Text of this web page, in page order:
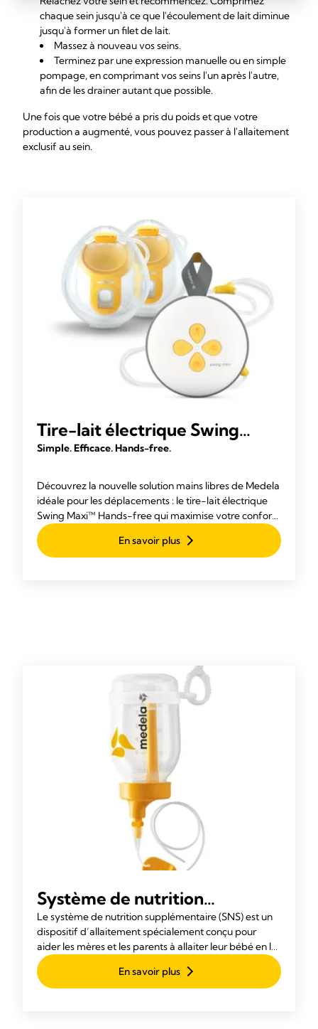
chaque sein jusqu'à ce que l'écoulement de lait diminue
jusqu'à former un filet de lait.
Massez à nouveau vos seins.
Terminez par une expression manuelle ou en simple
pompage, en comprimant vos seins l'un après l'autre,
afin de les drainer autant que possible.
Une fois que votre bébé a pris du poids et que votre
production a augmenté, vous pouvez passer à l'allaitement
exclusif au sein.
Tire-lait électrique Swing
Maxi™ Hands-free
Simple. Efficace. Hands-free.
Découvrez la nouvelle solution mains libres de Medela
idéale pour les déplacements : le tire-lait électrique
Swing Maxi™ Hands-free qui maximise votre confort
et vous permet d’être multitâche.
En savoir plus
Système de nutrition
supplémentaire (SNS)
NOUVEAU
Le système de nutrition supplémentaire (SNS) est un
dispositif d’allaitement spécialement conçu pour
aider les mères et les parents à allaiter leur bébé en lui
fournissant du lait supplémentaire pendant qu’il est
nourri au sein/à la poitrine.
En savoir plus